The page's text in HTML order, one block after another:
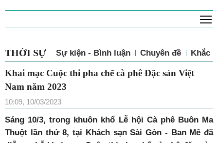
THỜI SỰ Sự kiện - Bình luận Chuyên đề Khắc
Khai mạc Cuộc thi pha chế cà phê Đặc sản Việt
Nam năm 2023
10:09, 10/03/2023
Sáng 10/3, trong khuôn khổ Lễ hội Cà phê Buôn Ma
Thuột lần thứ 8, tại Khách sạn Sài Gòn - Ban Mê đã